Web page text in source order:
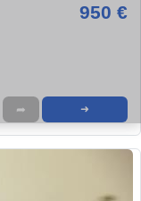
950 €
➦ ➜